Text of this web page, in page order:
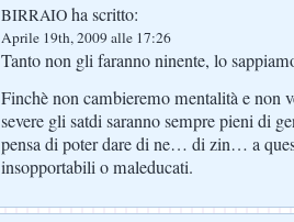
BIRRAIO ha scritto:
Aprile 19th, 2009 alle 17:26
Tanto non gli faranno ninente, lo
Finchè non cambieremo mentalità e non
severe gli satdi saranno sempre pieni di
pensa di poter dare di ne… di zin… a
insopportabili o maleducati.